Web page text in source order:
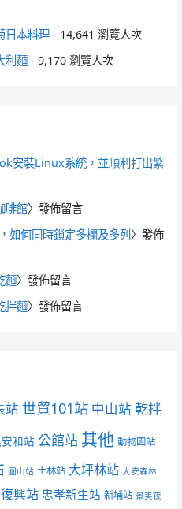
日本料理 - 14,641 瀏覽人次
利麵 - 9,170 瀏覽人次
安裝Linux系統，並順利打出繁
啡館〉發佈留言
如何同時鎖定多欄及多列 〉發佈
麵〉發佈留言
拌麵〉發佈留言
站 世貿101站 中山站 乾拌
和站 公館站 其他 動物園站
圓山站 士林站 大坪林站 大安森林
興站 忠孝新生站 新埔站 景美夜